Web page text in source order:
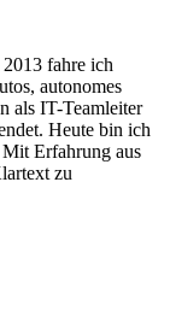
fahre ich
autonomes
als IT-Teamleiter
Heute bin ich
Erfahrung aus
zu